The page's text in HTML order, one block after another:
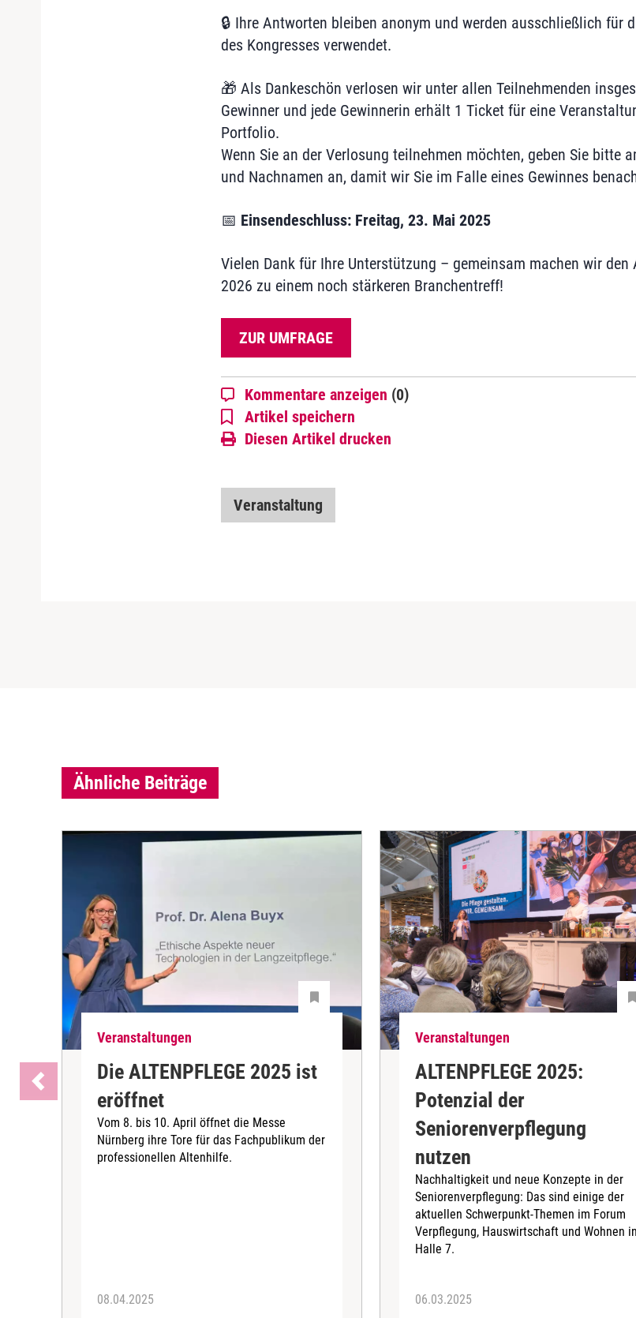
🔒 Ihre Antworten bleiben anonym und werden ausschließlich für
des Kongresses verwendet.
🎁 Als Dankeschön verlosen wir unter allen Teilnehmenden
Gewinner und jede Gewinnerin erhält 1 Ticket für eine
Portfolio.
Wenn Sie an der Verlosung teilnehmen möchten, geben Sie bitte
und Nachnamen an, damit wir Sie im Falle eines Gewinnes
📅 Einsendeschluss: Freitag, 23. Mai 2025
Vielen Dank für Ihre Unterstützung – gemeinsam machen wir den
2026 zu einem noch stärkeren Branchentreff!
ZUR UMFRAGE
Kommentare anzeigen (0)
Artikel speichern
Diesen Artikel drucken
Veranstaltung
Ähnliche Beiträge
Veranstaltungen
Die ALTENPFLEGE 2025 ist
eröffnet
Vom 8. bis 10. April öffnet die Messe
Nürnberg ihre Tore für das Fachpublikum der
professionellen Altenhilfe.
08.04.2025
Veranstaltungen
ALTENPFLEGE 2025:
Potenzial der
Seniorenverpflegung
nutzen
Nachhaltigkeit und neue Konzepte in der
Seniorenverpflegung: Das sind einige der
aktuellen Schwerpunkt-Themen im Forum
Verpflegung, Hauswirtschaft und Wohnen in
Halle 7.
06.03.2025